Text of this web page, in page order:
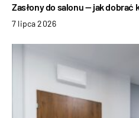
Zasłony do salonu — jak dobrać
7 lipca 2026